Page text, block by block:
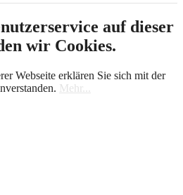
auf dieser
wir Cookies.
Webseite erklären Sie sich mit der
Mehr...